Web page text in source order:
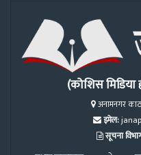
(कोशिस मिडिया
अनामनगर
इमेल:
सूचना